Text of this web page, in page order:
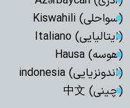
(سواحلی) Kiswahili
(ایتالیایی) Italiano
(هوسه) Hausa
(اندونزیایی) indonesia
(چینی) 中文